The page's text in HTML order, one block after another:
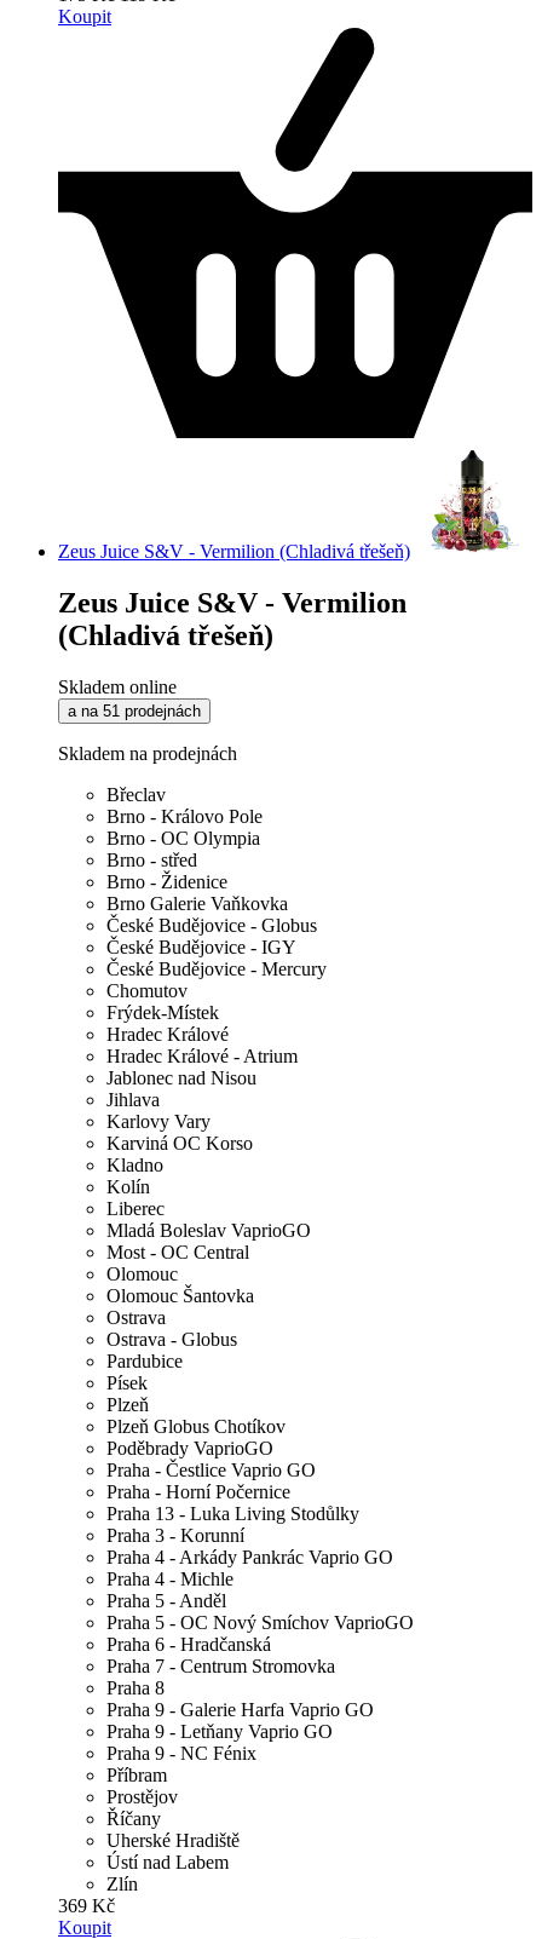
Koupit
Zeus Juice S&V - Vermilion (Chladivá třešeň)
Zeus Juice S&V - Vermilion
(Chladivá třešeň)
Skladem online
a na 51 prodejnách
Skladem na prodejnách
Břeclav
Brno - Královo Pole
Brno - OC Olympia
Brno - střed
Brno - Židenice
Brno Galerie Vaňkovka
České Budějovice - Globus
České Budějovice - IGY
České Budějovice - Mercury
Chomutov
Frýdek-Místek
Hradec Králové
Hradec Králové - Atrium
Jablonec nad Nisou
Jihlava
Karlovy Vary
Karviná OC Korso
Kladno
Kolín
Liberec
Mladá Boleslav VaprioGO
Most - OC Central
Olomouc
Olomouc Šantovka
Ostrava
Ostrava - Globus
Pardubice
Písek
Plzeň
Plzeň Globus Chotíkov
Poděbrady VaprioGO
Praha - Čestlice Vaprio GO
Praha - Horní Počernice
Praha 13 - Luka Living Stodůlky
Praha 3 - Korunní
Praha 4 - Arkády Pankrác Vaprio GO
Praha 4 - Michle
Praha 5 - Anděl
Praha 5 - OC Nový Smíchov VaprioGO
Praha 6 - Hradčanská
Praha 7 - Centrum Stromovka
Praha 8
Praha 9 - Galerie Harfa Vaprio GO
Praha 9 - Letňany Vaprio GO
Praha 9 - NC Fénix
Příbram
Prostějov
Říčany
Uherské Hradiště
Ústí nad Labem
Zlín
369 Kč
Koupit